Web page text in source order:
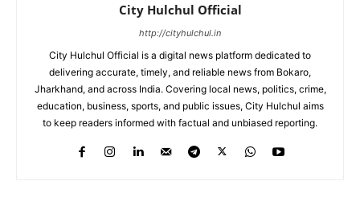
City Hulchul Official
http://cityhulchul.in
City Hulchul Official is a digital news platform dedicated to
delivering accurate, timely, and reliable news from Bokaro,
Jharkhand, and across India. Covering local news, politics, crime,
education, business, sports, and public issues, City Hulchul aims
to keep readers informed with factual and unbiased reporting.